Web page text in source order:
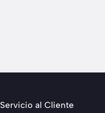
Servicio al Cliente